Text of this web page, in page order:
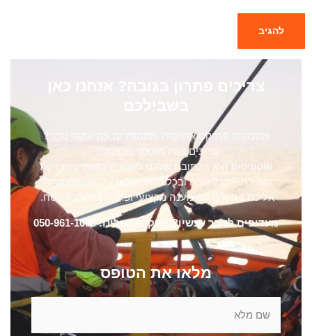
צריכים פתרון בגובה? אנחנו כאן
מתכננים פרויקט אחזקה? מתמודדים עם אתגר טכני?
צריכים צוות מוסמך בכוננות?
אוקטיפוס היא הכתובת שלכם לעבודה בטוחה, מדויקת
ומהירה – בכל גובה ובכל תנאי. מלאו את הטופס ונחזור
אליכם בהקדם עם מענה מקצועי ופתרון מותאם לשטח.
מעדיפים לדבר עכשיו? התקשרו אלינו: 050-961-1095
מלאו את הטופס